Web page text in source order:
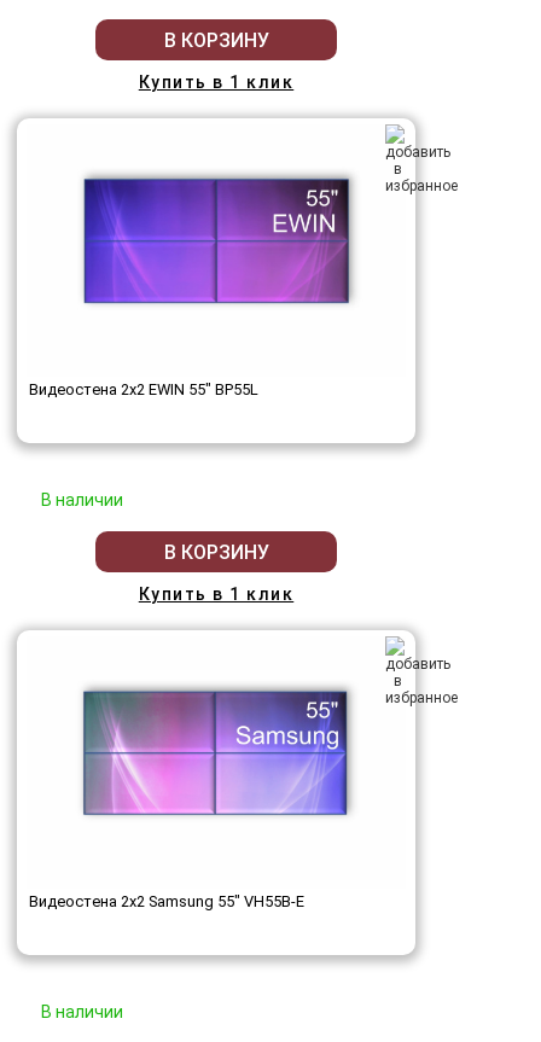
В КОРЗИНУ
Купить в 1 клик
Видеостена 2x2 EWIN 55" BP55L
В наличии
В КОРЗИНУ
Купить в 1 клик
Видеостена 2x2 Samsung 55" VH55B-E
В наличии